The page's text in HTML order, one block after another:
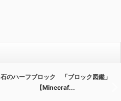
石のハーフブロック 「ブロック図鑑」
【Minecraf...